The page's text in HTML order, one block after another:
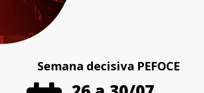
Semana decisiva PEFOCE